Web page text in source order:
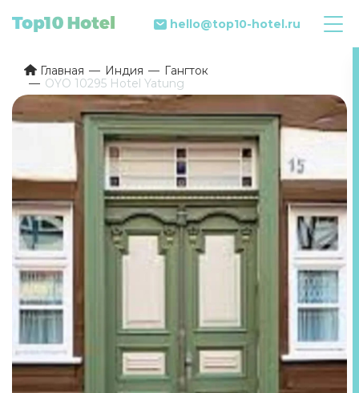
hello@top10-hotel.ru
Главная Индия
Гангток
OYO 10295 Hotel Yatung